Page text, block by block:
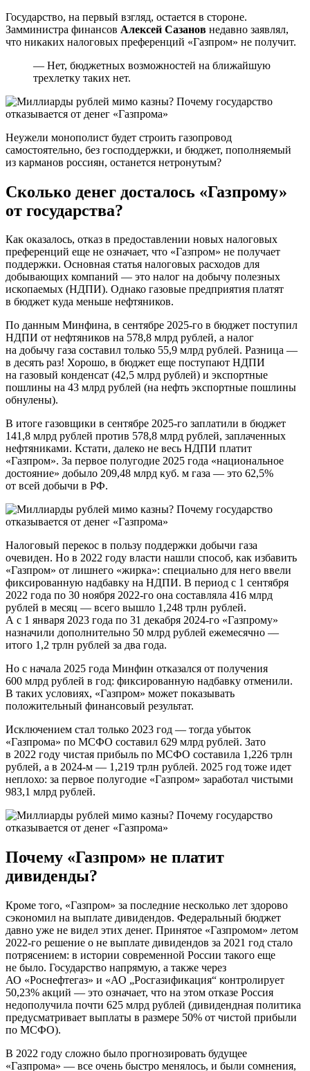
Государство, на первый взгляд, остается в стороне.
Замминистра финансов Алексей Сазанов недавно заявлял,
что никаких налоговых преференций «Газпром» не получит.
— Нет, бюджетных возможностей на ближайшую
трехлетку таких нет.
Неужели монополист будет строить газопровод
самостоятельно, без господдержки, и бюджет, пополняемый
из карманов россиян, останется нетронутым?
Сколько денег досталось «Газпрому»
от государства?
Как оказалось, отказ в предоставлении новых налоговых
преференций еще не означает, что «Газпром» не получает
поддержки. Основная статья налоговых расходов для
добывающих компаний — это налог на добычу полезных
ископаемых (НДПИ). Однако газовые предприятия платят
в бюджет куда меньше нефтяников.
По данным Минфина, в сентябре 2025-го в бюджет поступил
НДПИ от нефтяников на 578,8 млрд рублей, а налог
на добычу газа составил только 55,9 млрд рублей. Разница —
в десять раз! Хорошо, в бюджет еще поступают НДПИ
на газовый конденсат (42,5 млрд рублей) и экспортные
пошлины на 43 млрд рублей (на нефть экспортные пошлины
обнулены).
В итоге газовщики в сентябре 2025-го заплатили в бюджет
141,8 млрд рублей против 578,8 млрд рублей, заплаченных
нефтяниками. Кстати, далеко не весь НДПИ платит
«Газпром». За первое полугодие 2025 года «национальное
достояние» добыло 209,48 млрд куб. м газа — это 62,5%
от всей добычи в РФ.
Налоговый перекос в пользу поддержки добычи газа
очевиден. Но в 2022 году власти нашли способ, как избавить
«Газпром» от лишнего «жирка»: специально для него ввели
фиксированную надбавку на НДПИ. В период с 1 сентября
2022 года по 30 ноября 2022-го она составляла 416 млрд
рублей в месяц — всего вышло 1,248 трлн рублей.
А с 1 января 2023 года по 31 декабря 2024-го «Газпрому»
назначили дополнительно 50 млрд рублей ежемесячно —
итого 1,2 трлн рублей за два года.
Но с начала 2025 года Минфин отказался от получения
600 млрд рублей в год: фиксированную надбавку отменили.
В таких условиях, «Газпром» может показывать
положительный финансовый результат.
Исключением стал только 2023 год — тогда убыток
«Газпрома» по МСФО составил 629 млрд рублей. Зато
в 2022 году чистая прибыль по МСФО составила 1,226 трлн
рублей, а в 2024-м — 1,219 трлн рублей. 2025 год тоже идет
неплохо: за первое полугодие «Газпром» заработал чистыми
983,1 млрд рублей.
Почему «Газпром» не платит
дивиденды?
Кроме того, «Газпром» за последние несколько лет здорово
сэкономил на выплате дивидендов. Федеральный бюджет
давно уже не видел этих денег. Принятое «Газпромом» летом
2022-го решение о не выплате дивидендов за 2021 год стало
потрясением: в истории современной России такого еще
не было. Государство напрямую, а также через
АО «Роснефтегаз» и «АО „Росгазификация“ контролирует
50,23% акций — это означает, что на этом отказе Россия
недополучила почти 625 млрд рублей (дивидендная политика
предусматривает выплаты в размере 50% от чистой прибыли
по МСФО).
В 2022 году сложно было прогнозировать будущее
«Газпрома» — все очень быстро менялось, и были сомнения,